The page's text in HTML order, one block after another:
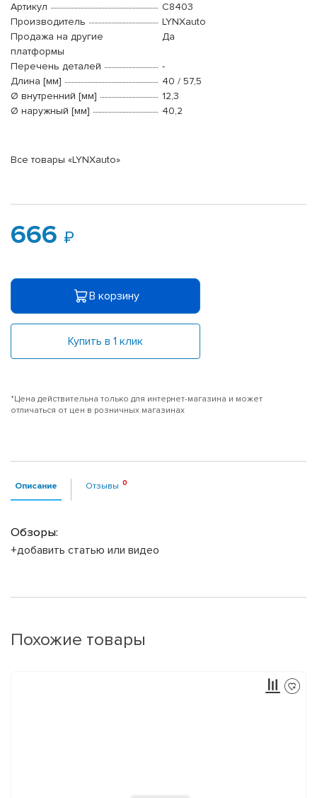
Артикул
C8403
Производитель
LYNXauto
Продажа на другие
платформы
Да
Перечень деталей
-
Длина [мм]
40 / 57,5
Ø внутренний [мм]
12,3
Ø наружный [мм]
40,2
Все товары «LYNXauto»
666
В корзину
Купить в 1 клик
*Цена действительна только для интернет-магазина и может
отличаться от цен в розничных магазинах
Описание Отзывы
Обзоры:
+добавить статью или видео
Похожие товары